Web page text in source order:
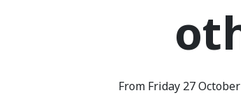
From Friday 27